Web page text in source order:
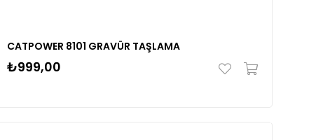
CATPOWER 8101 GRAVÜR TAŞLAMA
₺999,00